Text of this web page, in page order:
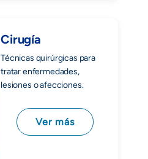
Cirugía
Técnicas quirúrgicas para
tratar enfermedades,
lesiones o afecciones.
Ver más